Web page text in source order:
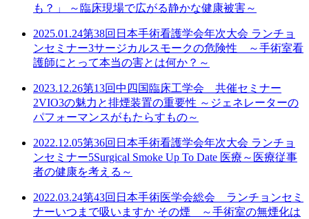
も？」 ～臨床現場で広がる静かな健康被害～
2025.01.24第38回日本手術看護学会年次大会 ランチョ
ンセミナー3サージカルスモークの危険性 ～手術室看
護師にとって本当の害とは何か？～
2023.12.26第13回中四国臨床工学会 共催セミナー
2VIO3の魅力と排煙装置の重要性 ～ジェネレーターの
パフォーマンスがもたらすもの～
2022.12.05第36回日本手術看護学会年次大会 ランチョ
ンセミナー5Surgical Smoke Up To Date 医療～医療従事
者の健康を考える～
2022.03.24第43回日本手術医学会総会 ランチョンセミ
ナーいつまで吸いますか その煙 ～手術室の無煙化は